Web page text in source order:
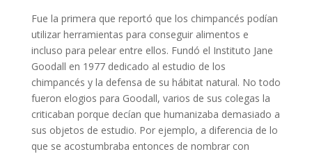
Fue la primera que reportó que los chimpancés podían
utilizar herramientas para conseguir alimentos e
incluso para pelear entre ellos. Fundó el Instituto Jane
Goodall en 1977 dedicado al estudio de los
chimpancés y la defensa de su hábitat natural. No todo
fueron elogios para Goodall, varios de sus colegas la
criticaban porque decían que humanizaba demasiado a
sus objetos de estudio. Por ejemplo, a diferencia de lo
que se acostumbraba entonces de nombrar con